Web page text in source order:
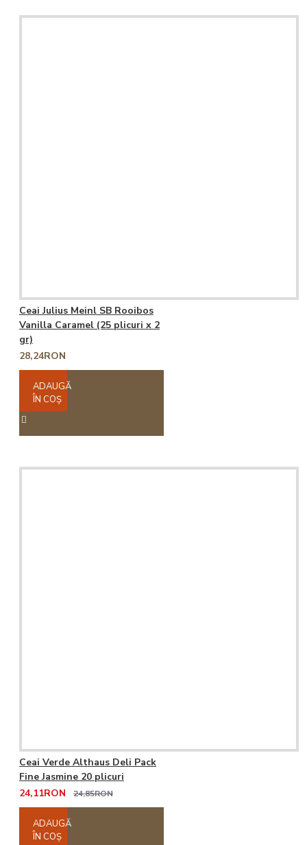
Ceai Julius Meinl SB Rooibos
Vanilla Caramel (25 plicuri x 2
gr)
28,24RON
ADAUGĂ
ÎN COŞ
Ceai Verde Althaus Deli Pack
Fine Jasmine 20 plicuri
24,11RON
24,85RON
ADAUGĂ
ÎN COŞ